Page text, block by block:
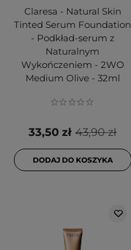
Claresa - Natural Skin
Tinted Serum Foundation
- Podkład-serum z
Naturalnym
Wykończeniem - 2WO
Medium Olive - 32ml
43,90 zł
33,50 zł
DODAJ DO KOSZYKA